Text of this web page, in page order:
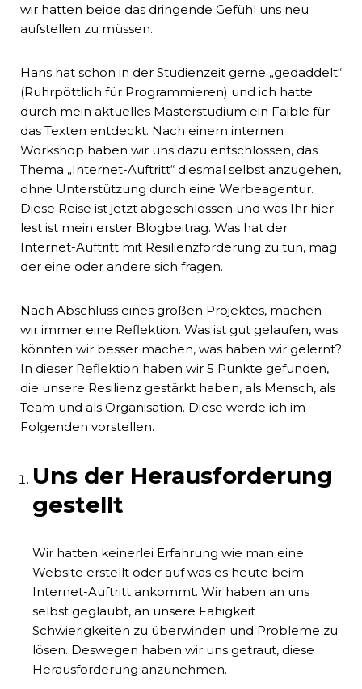
wir hatten beide das dringende Gefühl uns neu
aufstellen zu müssen.
Hans hat schon in der Studienzeit gerne „gedaddelt“
(Ruhrpöttlich für Programmieren) und ich hatte
durch mein aktuelles Masterstudium ein Faible für
das Texten entdeckt. Nach einem internen
Workshop haben wir uns dazu entschlossen, das
Thema „Internet-Auftritt“ diesmal selbst anzugehen,
ohne Unterstützung durch eine Werbeagentur.
Diese Reise ist jetzt abgeschlossen und was Ihr hier
lest ist mein erster Blogbeitrag. Was hat der
Internet-Auftritt mit Resilienzförderung zu tun, mag
der eine oder andere sich fragen.
Nach Abschluss eines großen Projektes, machen
wir immer eine Reflektion. Was ist gut gelaufen, was
könnten wir besser machen, was haben wir gelernt?
In dieser Reflektion haben wir 5 Punkte gefunden,
die unsere Resilienz gestärkt haben, als Mensch, als
Team und als Organisation. Diese werde ich im
Folgenden vorstellen.
Uns der Herausforderung
gestellt
Wir hatten keinerlei Erfahrung wie man eine
Website erstellt oder auf was es heute beim
Internet-Auftritt ankommt. Wir haben an uns
selbst geglaubt, an unsere Fähigkeit
Schwierigkeiten zu überwinden und Probleme zu
lösen. Deswegen haben wir uns getraut, diese
Herausforderung anzunehmen.